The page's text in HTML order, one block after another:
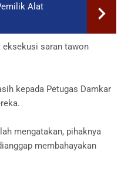
Alat
eksekusi saran tawon
kepada Petugas Damkar
mengatakan, pihaknya
membahayakan